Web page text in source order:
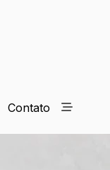
Contato